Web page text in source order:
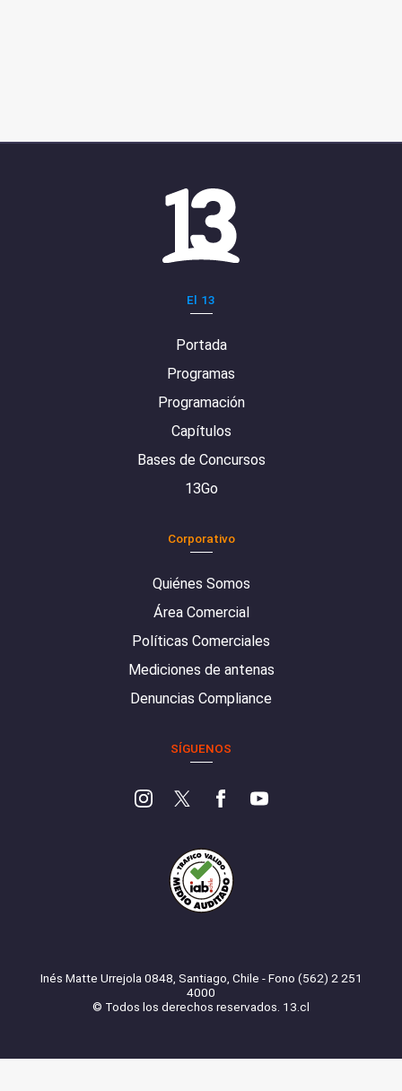
El 13
Portada
Programas
Programación
Capítulos
Bases de Concursos
13Go
Corporativo
Quiénes Somos
Área Comercial
Políticas Comerciales
Mediciones de antenas
Denuncias Compliance
SÍGUENOS
Inés Matte Urrejola 0848, Santiago, Chile - Fono (562) 2 251
4000
© Todos los derechos reservados. 13.cl